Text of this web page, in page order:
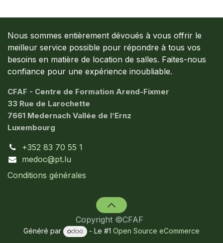
Nous sommes entièrement dévoués à vous offrir le
meilleur service possible pour répondre à tous vos
besoins en matière de location de salles. Faites-nous
confiance pour une expérience inoubliable.
CFAF - Centre de Formation Arend-Fixmer
33 Rue de Larochette
7661 Medernach Vallée de l’Ernz
Luxembourg
+352 83 70 55 1
medoc@pt.lu
Conditions générales
Copyright ©CFAF
Généré par - Le #1Open Source eCommerce